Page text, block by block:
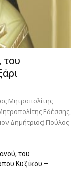
του
Μητροπολίτης
Εδέσσης,
Δημήτριος) Πούλος
του
Κυζίκου –